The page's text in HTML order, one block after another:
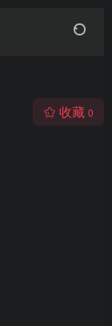
收藏 0